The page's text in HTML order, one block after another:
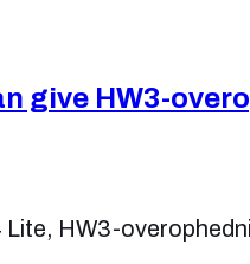
give HW3-
Lite, HW3-